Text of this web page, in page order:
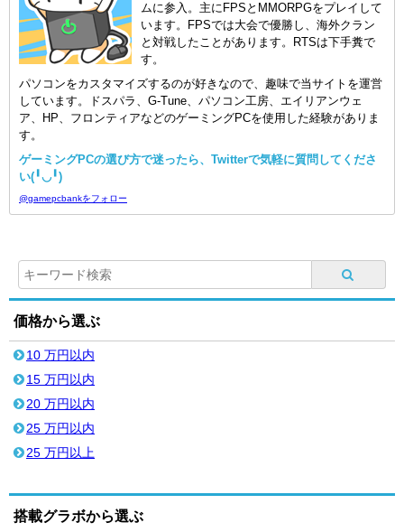
ムに参入。主にFPSとMMORPGをプレイして
います。FPSでは大会で優勝し、海外クラン
と対戦したことがあります。RTSは下手糞で
す。
パソコンをカスタマイズするのが好きなので、趣味で当サイトを運営
しています。ドスパラ、G-Tune、パソコン工房、エイリアンウェ
ア、HP、フロンティアなどのゲーミングPCを使用した経験がありま
す。
ゲーミングPCの選び方で迷ったら、Twitterで気軽に質問してくださ
い(╹◡╹)
@gamepcbankをフォロー
価格から選ぶ
10 万円以内
15 万円以内
20 万円以内
25 万円以内
25 万円以上
搭載グラボから選ぶ